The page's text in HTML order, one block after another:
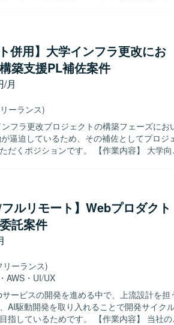
思決定できる方に適したポジションです。 技
なビジネス課題に対して前向きに取り組み、
をお持ちの方を歓迎します。 生成AIの最新技
基盤の継続的な改善に強い興味をお持ちの方
クなデータを扱いながら開発に携わることが
のデータ規模を持つコンテンツプラットフォ
の運用経験を積むことができます。 LLMを推
見を蓄積できる環境です。 最新のAI技術を
な発信も奨励される文化があります。 技術
大きな裁量を持ち、AI・機械学習基盤構築の
ます。 システム間通信にはProtocol Bufferを
Notebook on Databricksを利用し、
ッケージングにはrye（uv backend）を利用
としてはSnowflakeおよびDatabricksのSpark
の処理・学習・推論を行います。 マネージド
Databricks on AWSおよびQdrantを利用しま
るアプリケーション開発をご担当いただきま
計から実装、リリースまでを一気通貫で対応
ンドの開発を中心に、興味やご経験に応じて
任せいたします。ユーザーからのフィードバ
エラーの監視と改善、日常的なリファクタリ
の活用やコンテナ化など技術ドリブンな開発
。 【求める人物像】 ユーザー
るマインドをお持ちで、定められた行動指針
の方を求めております。サービスのミッシ
成長のために淡々と課題解決を実行してい
Webサービスへの強い興味・関心をお持ち
できる方、ショップの成長や成功、メンバー
ご活躍いただけるポジションです。 【ポジ
けるネットショップ作成サービスの開発に携
ク増加や多様なニーズへの対応といったスケ
に取り組むことができます。既存コードの改
つつ、最新の技術トレンドを意識した開発を
ドエンジニアとして継続的に成長していける
で裁量を持ち、サービス性を維持しながらプ
ていただけます。 【開発環境】 クラ
ンテナ化などを通じて、技術ドリブンな開
おります。
併用】大学インフラ更改にお
築支援PL補佐案件
/月
ーランス)
ンフラ更改プロジェクトの構築フェーズにお
逼迫しているため、その補佐としてプロジ
ンです。 【作業内容】 大学向け
心としたID管理基盤の設計・構築および各種
だきます。顧客および関係ベンダーとの折衝
だきます。PLのリソース不足領域を巻き取
取り組んでいただきます。各種ドキュメント
応を行っていただきます。スケジュール管理
推進支援を担当していただきます。 【求め
を発見し、関係者と連携しながら解決まで主
めています。顧客やベンダーとのコミュニケ
厳しいスケジュール下でも粘り強くプロジェ
が望ましいです。ドキュメントを整理しな
求めています。 【ポジションの魅
ラ更改プロジェクトにおいて、ID管理・認
ルリモート】Webプロダクト
託案件
リーランス)
・ AWS ・ UI/UX
サービスの開発を進める中で、上流設計を担
AI駆動開発を取り入れることで開発サイク
めです。 【作業内容】 当社の新